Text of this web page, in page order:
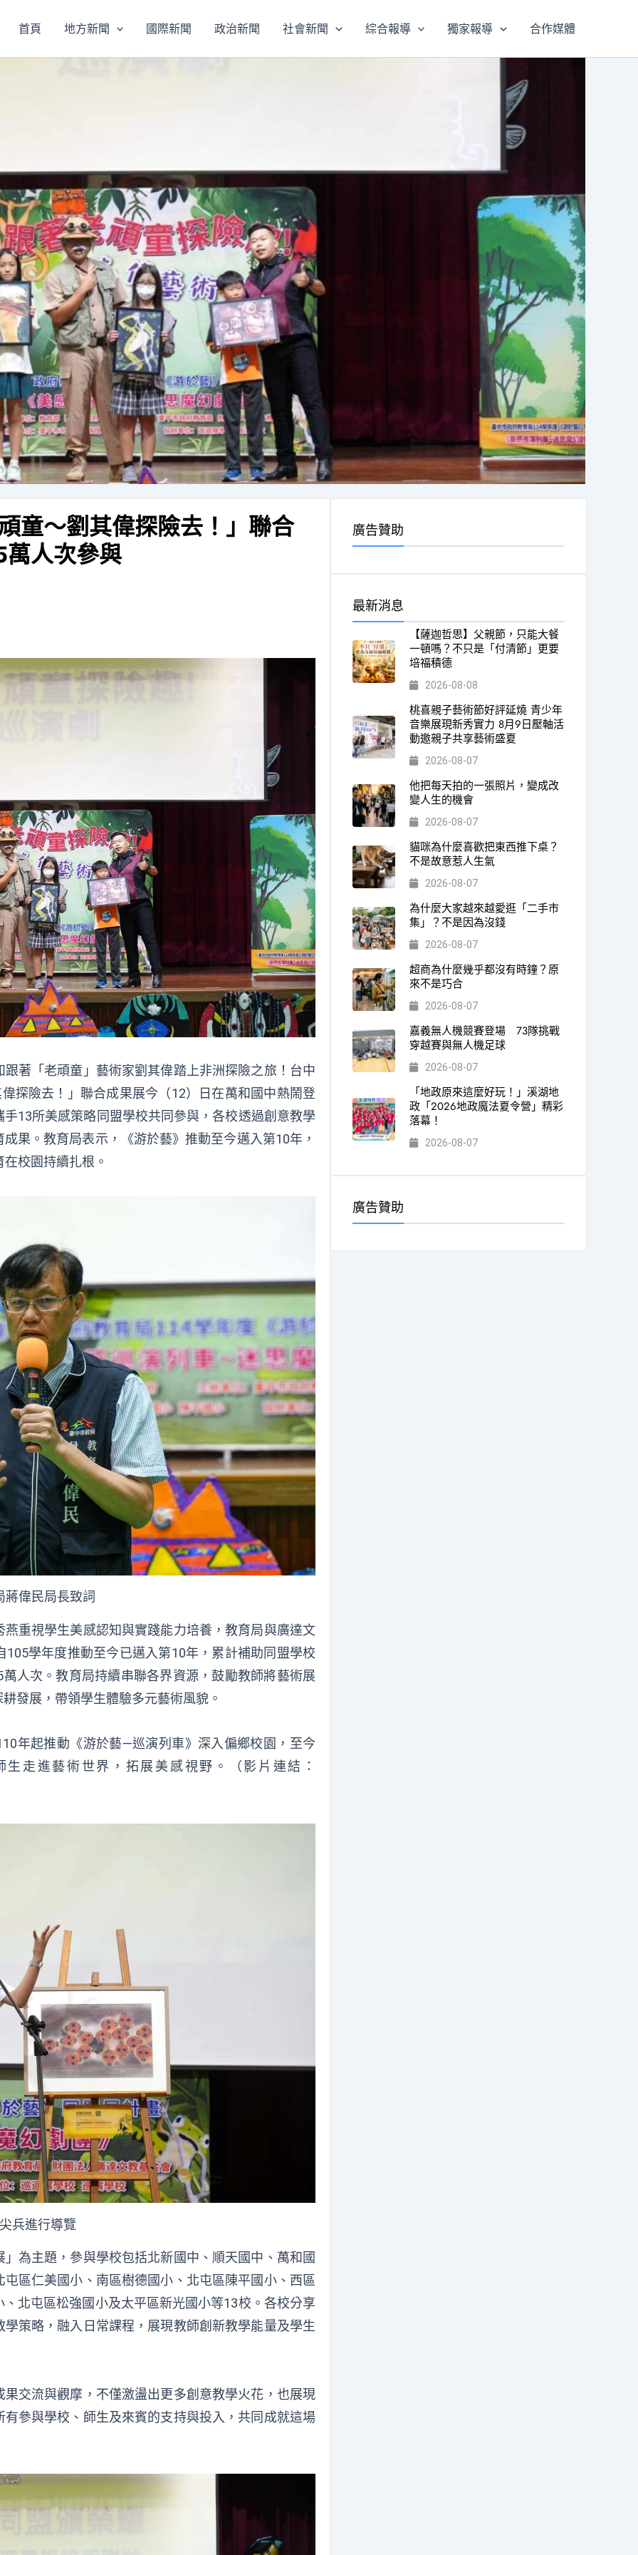
首頁 地方新聞 國際新聞 政治新聞 社會新聞 綜合報導 獨家報導 合作媒體
童～劉其偉探險去！」聯合
人次參與
著「老頑童」藝術家劉其偉踏上非洲探險之旅！台中
探險去！」聯合成果展今（12）日在萬和國中熱鬧登
13所美感策略同盟學校共同參與，各校透過創意教學
果。教育局表示，《游於藝》推動至今邁入第10年，
校園持續扎根。
蔣偉民局長致詞
重視學生美感認知與實踐能力培養，教育局與廣達文
學年度推動至今已邁入第10年，累計補助同盟學校
人次。教育局持續串聯各界資源，鼓勵教師將藝術展
發展，帶領學生體驗多元藝術風貌。
年起推動《游於藝—巡演列車》深入偏鄉校園，至今
走進藝術世界，拓展美感視野。（影片連結：
兵進行導覽
為主題，參與學校包括北新國中、順天國中、萬和國
區仁美國小、南區樹德國小、北屯區陳平國小、西區
北屯區松強國小及太平區新光國小等13校。各校分享
策略，融入日常課程，展現教師創新教學能量及學生
交流與觀摩，不僅激盪出更多創意教學火花，也展現
參與學校、師生及來賓的支持與投入，共同成就這場
廣告贊助
最新消息
【薩迦哲思】父親節，只能大餐
一頓嗎？不只是「付清節」更要
培福積德
2026-08-08
桃喜親子藝術節好評延燒 青少年
音樂展現新秀實力 8月9日壓軸活
動邀親子共享藝術盛夏
2026-08-07
他把每天拍的一張照片，變成改
變人生的機會
2026-08-07
貓咪為什麼喜歡把東西推下桌？
不是故意惹人生氣
2026-08-07
為什麼大家越來越愛逛「二手市
集」？不是因為沒錢
2026-08-07
超商為什麼幾乎都沒有時鐘？原
來不是巧合
2026-08-07
嘉義無人機競賽登場 73隊挑戰
穿越賽與無人機足球
2026-08-07
「地政原來這麼好玩！」溪湖地
政「2026地政魔法夏令營」精彩
落幕！
2026-08-07
廣告贊助